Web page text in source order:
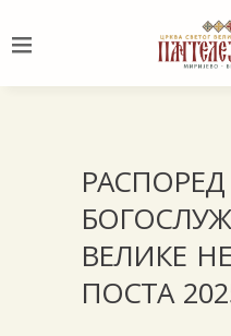
РАСПОРЕД
ВЕЛИКЕ
ПОСТА